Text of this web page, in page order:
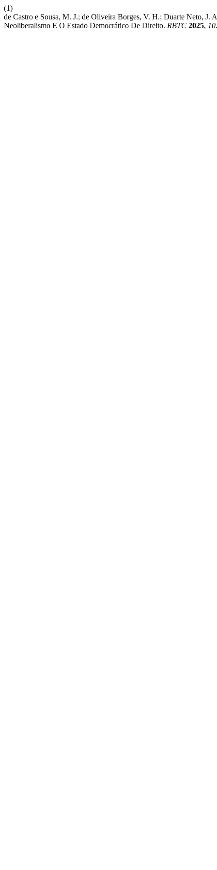
(1)
de Castro e Sousa, M. J.; de Oliveira Borges, V. H.; Duarte Neto,
Neoliberalismo E O Estado Democrático De Direito. RBTC 2025, 10.